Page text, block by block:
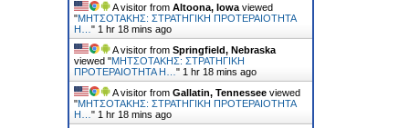
A visitor from Altoona, Iowa viewed
"ΜΗΤΣΟΤΑΚΗΣ: ΣΤΡΑΤΗΓΙΚΗ ΠΡΟΤΕΡΑΙΟΤΗΤΑ
Η… " 1 hr 18 mins ago
A visitor from Springfield, Nebraska
viewed "ΜΗΤΣΟΤΑΚΗΣ: ΣΤΡΑΤΗΓΙΚΗ
ΠΡΟΤΕΡΑΙΟΤΗΤΑ Η… " 1 hr 18 mins ago
A visitor from Gallatin, Tennessee viewed
"ΜΗΤΣΟΤΑΚΗΣ: ΣΤΡΑΤΗΓΙΚΗ ΠΡΟΤΕΡΑΙΟΤΗΤΑ
Η… " 1 hr 18 mins ago